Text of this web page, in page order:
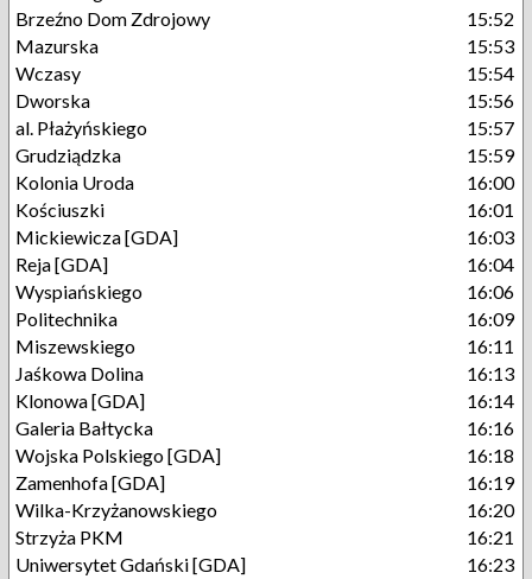
Brzeźno Dom Zdrojowy
15:52
Mazurska
15:53
Wczasy
15:54
Dworska
15:56
al. Płażyńskiego
15:57
Grudziądzka
15:59
Kolonia Uroda
16:00
Kościuszki
16:01
Mickiewicza [GDA]
16:03
Reja [GDA]
16:04
Wyspiańskiego
16:06
Politechnika
16:09
Miszewskiego
16:11
Jaśkowa Dolina
16:13
Klonowa [GDA]
16:14
Galeria Bałtycka
16:16
Wojska Polskiego [GDA]
16:18
Zamenhofa [GDA]
16:19
Wilka-Krzyżanowskiego
16:20
Strzyża PKM
16:21
Uniwersytet Gdański [GDA]
16:23